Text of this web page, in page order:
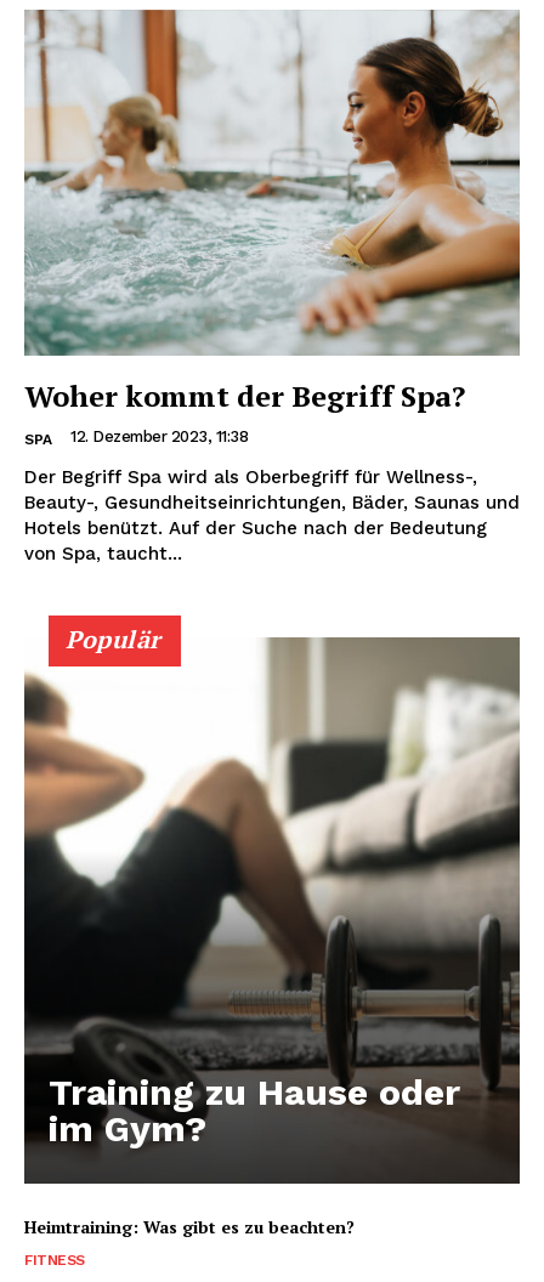
Woher kommt der Begriff Spa?
SPA 12. Dezember 2023, 11:38
Der Begriff Spa wird als Oberbegriff für Wellness-,
Beauty-, Gesundheitseinrichtungen, Bäder, Saunas und
Hotels benützt. Auf der Suche nach der Bedeutung
von Spa, taucht...
Populär
Training zu Hause oder
im Gym?
Heimtraining: Was gibt es zu beachten?
FITNESS